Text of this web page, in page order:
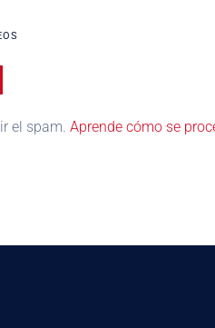
el spam. Aprende cómo se